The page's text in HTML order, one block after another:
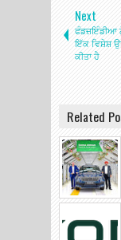
Next
ਫੰਡਜ਼ਇੰਡੀਆ
ਇੱਕ ਵਿਸ਼ੇਸ਼
ਕੀਤਾ ਹੈ
Related